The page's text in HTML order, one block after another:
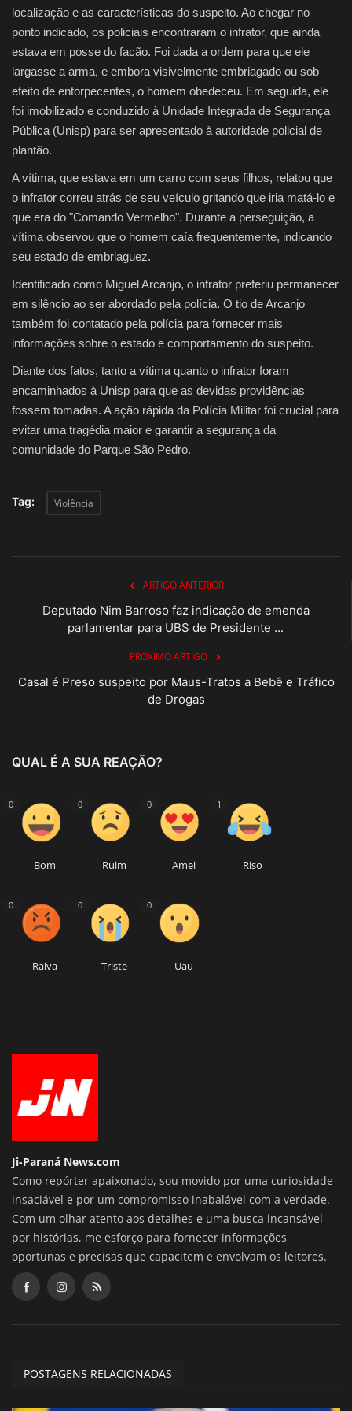
localização e as características do suspeito. Ao chegar no
ponto indicado, os policiais encontraram o infrator, que ainda
estava em posse do facão. Foi dada a ordem para que ele
largasse a arma, e embora visivelmente embriagado ou sob
efeito de entorpecentes, o homem obedeceu. Em seguida, ele
foi imobilizado e conduzido à Unidade Integrada de Segurança
Pública (Unisp) para ser apresentado à autoridade policial de
plantão.
A vítima, que estava em um carro com seus filhos, relatou que
o infrator correu atrás de seu veículo gritando que iria matá-lo e
que era do "Comando Vermelho". Durante a perseguição, a
vítima observou que o homem caía frequentemente, indicando
seu estado de embriaguez.
Identificado como Miguel Arcanjo, o infrator preferiu permanecer
em silêncio ao ser abordado pela polícia. O tio de Arcanjo
também foi contatado pela polícia para fornecer mais
informações sobre o estado e comportamento do suspeito.
Diante dos fatos, tanto a vítima quanto o infrator foram
encaminhados à Unisp para que as devidas providências
fossem tomadas. A ação rápida da Polícia Militar foi crucial para
evitar uma tragédia maior e garantir a segurança da
comunidade do Parque São Pedro.
Tag: Violência
ARTIGO ANTERIOR
Deputado Nim Barroso faz indicação de emenda
parlamentar para UBS de Presidente ...
PRÓXIMO ARTIGO
Casal é Preso suspeito por Maus-Tratos a Bebê e Tráfico
de Drogas
QUAL É A SUA REAÇÃO?
0
Bom
0
Ruim
0
Amei
1
Riso
0
Raiva
0
Triste
0
Uau
Ji-Paraná News.com
Como repórter apaixonado, sou movido por uma curiosidade
insaciável e por um compromisso inabalável com a verdade.
Com um olhar atento aos detalhes e uma busca incansável
por histórias, me esforço para fornecer informações
oportunas e precisas que capacitem e envolvam os leitores.
POSTAGENS RELACIONADAS